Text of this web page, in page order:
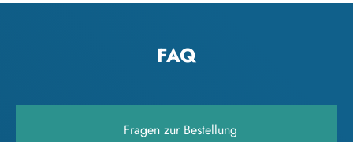
FAQ
Fragen zur Bestellung